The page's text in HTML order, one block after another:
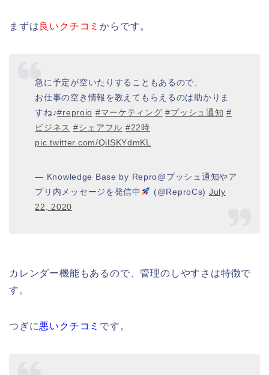
まずは 良いクチコミからです。
急に予定が空いたりすることもあるので、
お仕事の空き情報を教えてもらえるのは助かりま
すね♪#reproio #マーケティング #プッシュ通知 #
ビジネス #シェアフル #22時
pic.twitter.com/QilSKYdmKL
— Knowledge Base by Repro@プッシュ通知やア
プリ内メッセージを発信中
(@ReproCs) July
22, 2020
カレンダー機能もあるので、管理のしやすさは特徴で
す。
つぎに悪いクチコミ です。